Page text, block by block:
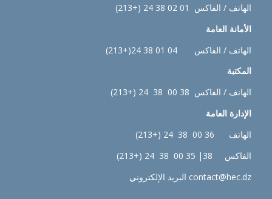
الهاتف / الفاكس 01 02 38 24 (+213)
الأمانة العامة
الهاتف / الفاكس 04 01 38 24(+213)
المكتبة
الهاتف / الفاكس 38 00 38 24 (+213)
الإدارة العامة
الهاتف 36 00 38 24 (+213)
الفاكس 38| 35 00 38 24 (+213)
contact@hec.dz البريد الإلكتروني